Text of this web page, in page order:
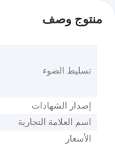
منتوج وصف
تسليط الضوء
إصدار الشهادات
اسم العلامة التجارية
الأسعار